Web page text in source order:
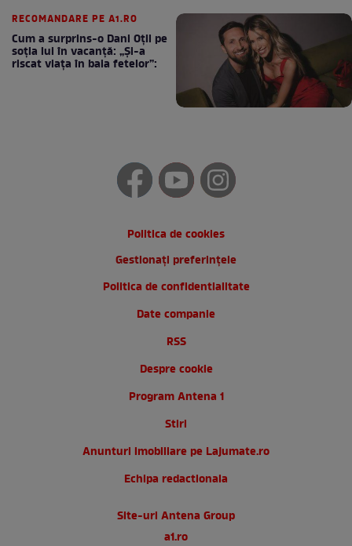
RECOMANDARE PE A1.RO
Cum a surprins-o Dani Oțil pe
soția lui în vacanță: „Și-a
riscat viața în baia fetelor”:
Politica de cookies
Gestionați preferințele
Politica de confidentialitate
Date companie
RSS
Despre cookie
Program Antena 1
Stiri
Anunturi imobiliare pe Lajumate.ro
Echipa redactionala
Site-uri Antena Group
a1.ro